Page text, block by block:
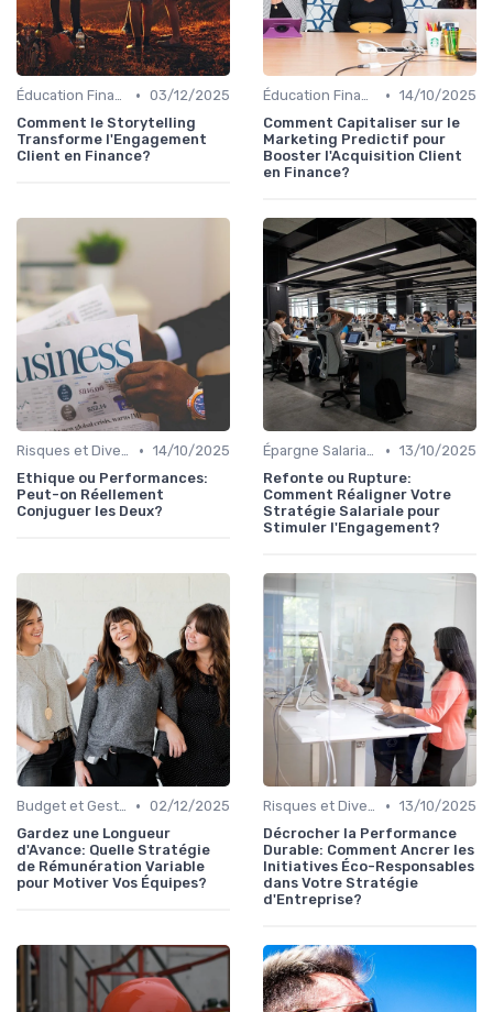
Éducation Financière • 03/12/2025
Comment le Storytelling
Transforme l'Engagement
Client en Finance?
Éducation Financière • 14/10/2025
Comment Capitaliser sur le
Marketing Predictif pour
Booster l'Acquisition Client
en Finance?
Risques et Diversification d'Investissement • 14/10/2025
Ethique ou Performances:
Peut-on Réellement
Conjuguer les Deux?
Épargne Salariale et PEE • 13/10/2025
Refonte ou Rupture:
Comment Réaligner Votre
Stratégie Salariale pour
Stimuler l'Engagement?
Budget et Gestion des Finances Personnelles • 02/12/2025
Gardez une Longueur
d'Avance: Quelle Stratégie
de Rémunération Variable
pour Motiver Vos Équipes?
Risques et Diversification d'Investissement • 13/10/2025
Décrocher la Performance
Durable: Comment Ancrer les
Initiatives Éco-Responsables
dans Votre Stratégie
d'Entreprise?